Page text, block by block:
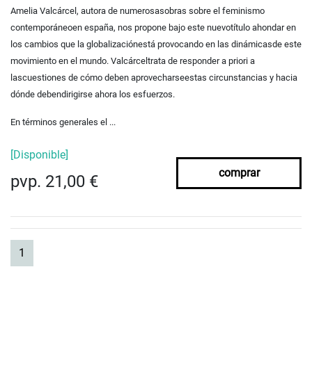
Amelia Valcárcel, autora de numerosasobras sobre el feminismo
contemporáneoen españa, nos propone bajo este nuevotítulo ahondar en
los cambios que la globalizaciónestá provocando en las dinámicasde este
movimiento en el mundo. Valcárceltrata de responder a priori a
lascuestiones de cómo deben aprovecharseestas circunstancias y hacia
dónde debendirigirse ahora los esfuerzos.
En términos generales el ...
[Disponible]
pvp. 21,00 € comprar
1